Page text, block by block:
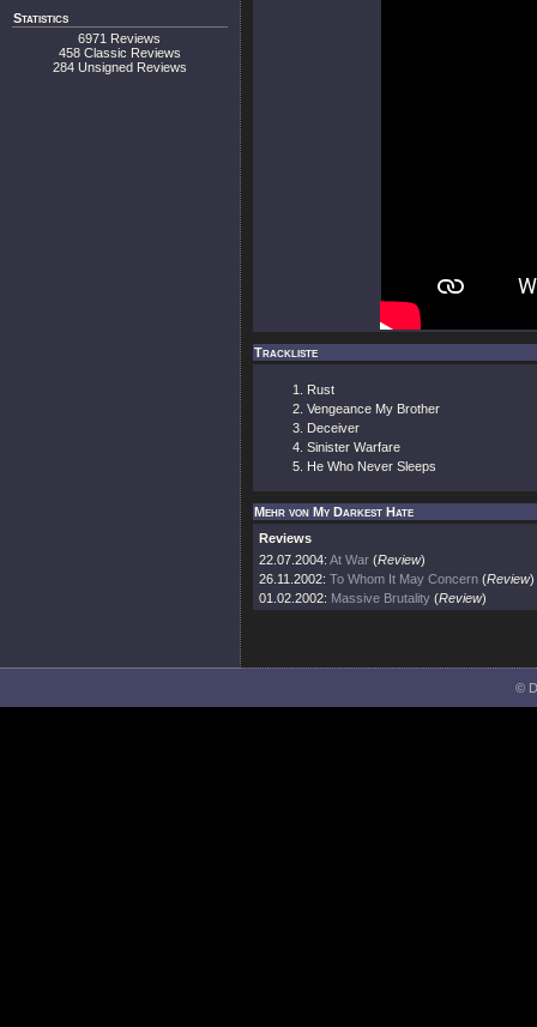
Statistics
6971 Reviews
458 Classic Reviews
284 Unsigned Reviews
Trackliste
Rust
Vengeance My Brother
Deceiver
Sinister Warfare
He Who Never Sleeps
Mehr von My Darkest Hate
Reviews
22.07.2004: At War (Review)
26.11.2002: To Whom It May Concern (Review)
01.02.2002: Massive Brutality (Review)
©